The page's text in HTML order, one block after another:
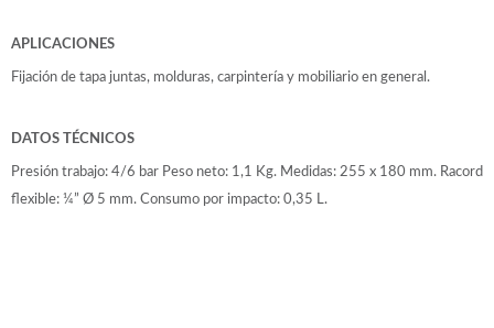
Pistolas de pintar
Varios
Ofertas y oportunidades
Ofertas y oportunidades
APLICACIONES
Fijación de tapa juntas, molduras, carpintería y mobiliario en general.
DATOS TÉCNICOS
Presión trabajo: 4/6 bar Peso neto: 1,1 Kg. Medidas: 255 x 180 mm. Racord
flexible: ¼” Ø 5 mm. Consumo por impacto: 0,35 L.